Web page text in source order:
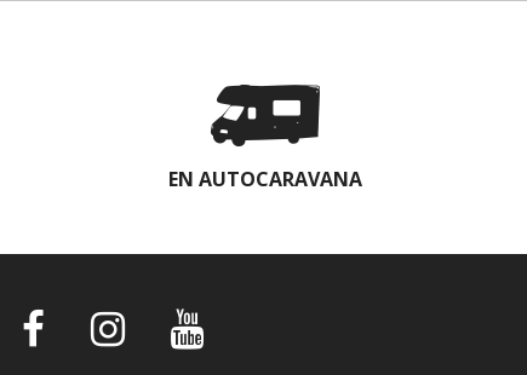
EN AUTOCARAVANA